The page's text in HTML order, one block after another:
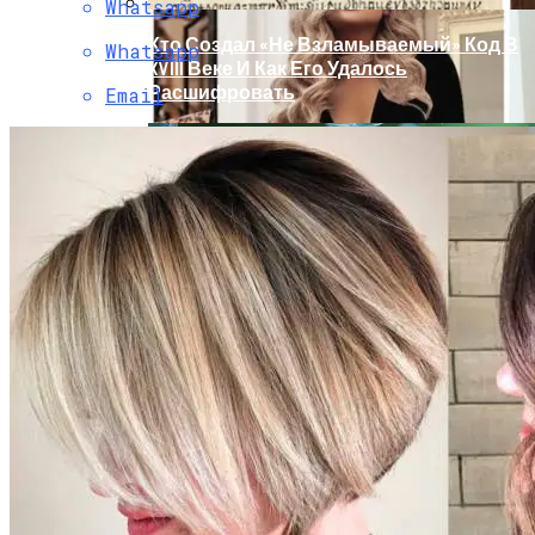
Раскрась Свой Год: Какой Цвет
Принесет Тебе Успех В 2026 Году По
Знаку Зодиака
Кто Создал «не Взламываемый» Код В
XVIII Веке И Как Его Удалось
Расшифровать
Whatsapp
Whatsapp
Email